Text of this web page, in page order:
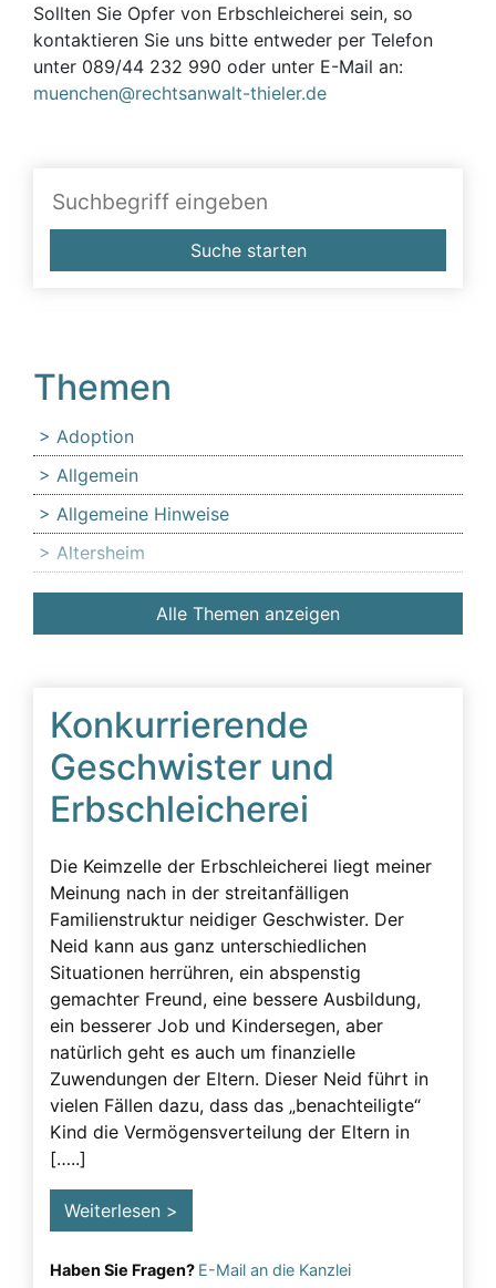
Sollten Sie Opfer von Erbschleicherei sein, so
kontaktieren Sie uns bitte entweder per Telefon
unter 089/44 232 990 oder unter E-Mail an:
muenchen@rechtsanwalt-thieler.de
Suche starten
Konkurrierende
Geschwister und
Erbschleicherei
Die Keimzelle der Erbschleicherei liegt meiner
Meinung nach in der streitanfälligen
Familienstruktur neidiger Geschwister. Der
Neid kann aus ganz unterschiedlichen
Situationen herrühren, ein abspenstig
gemachter Freund, eine bessere Ausbildung,
ein besserer Job und Kindersegen, aber
natürlich geht es auch um finanzielle
Zuwendungen der Eltern. Dieser Neid führt in
vielen Fällen dazu, dass das „benachteiligte“
Kind die Vermögensverteilung der Eltern in
[…..]
Weiterlesen >
Haben Sie Fragen? E-Mail an die Kanzlei
Themen
Adoption
Allgemein
Allgemeine Hinweise
Altersheim
Anfechtung
Angehörige
Äußerer Tatbestand: Diffamierung von
Familienmitgliedern
Beeinflussung
Beeinflussung – unzulässig
Beeinflussung unzulässig
Besuchsverbot
Betreuung
Demenz
Detektiv
Erblasser
Erbscheicherei aus dem sozialen Bereich des
Erblassers
Erbschleicher
Erbschleicher Alarmsignale
Erbschleicherei
Alle Themen anzeigen